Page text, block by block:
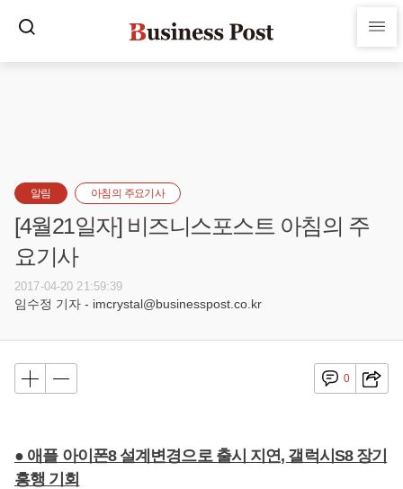
알림 아침의 주요기사
[4월21일자] 비즈니스포스트 아침의 주
요기사
2017-04-20 21:59:39
임수정 기자 - imcrystal@businesspost.co.kr
0
● 애플 아이폰8 설계변경으로 출시 지연, 갤럭시S8 장기
흥행 기회